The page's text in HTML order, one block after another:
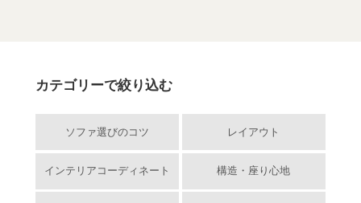
カテゴリーで絞り込む
ソファ選びのコツ レイアウト
インテリアコーディネート 構造・座り心地